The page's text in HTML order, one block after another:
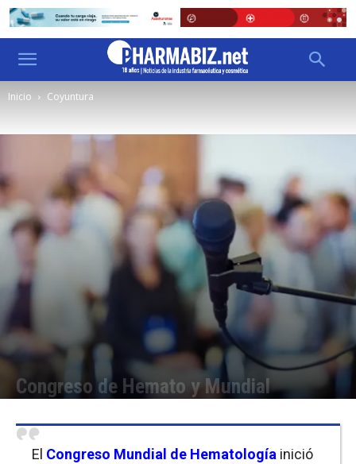
Inicio Coyuntura
Congreso de Hemato y Mundial
El Congreso Mundial de Hematología inició